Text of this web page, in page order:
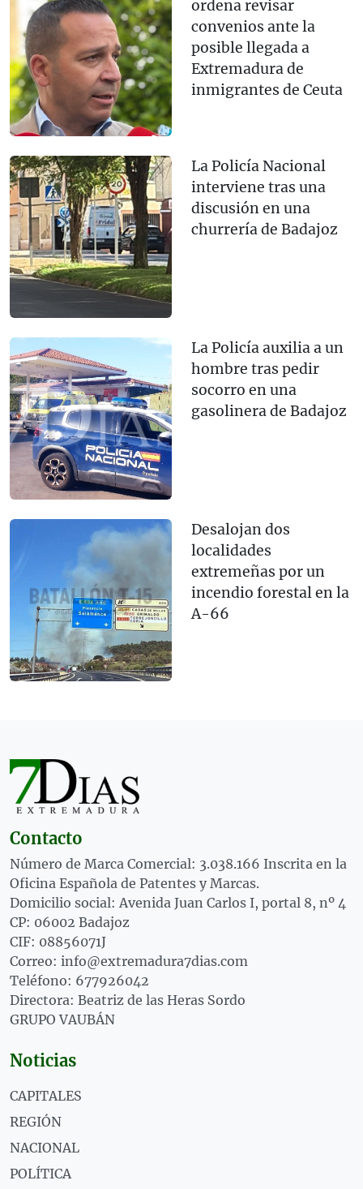
ordena revisar
convenios ante la
posible llegada a
Extremadura de
inmigrantes de Ceuta
La Policía Nacional
interviene tras una
discusión en una
churrería de Badajoz
La Policía auxilia a un
hombre tras pedir
socorro en una
gasolinera de Badajoz
Desalojan dos
localidades
extremeñas por un
incendio forestal en la
A-66
Contacto
Número de Marca Comercial: 3.038.166 Inscrita en la
Oficina Española de Patentes y Marcas.
Domicilio social: Avenida Juan Carlos I, portal 8, nº 4
CP: 06002 Badajoz
CIF: 08856071J
Correo: info@extremadura7dias.com
Teléfono: 677926042
Directora: Beatriz de las Heras Sordo
GRUPO VAUBÁN
Noticias
CAPITALES
REGIÓN
NACIONAL
POLÍTICA